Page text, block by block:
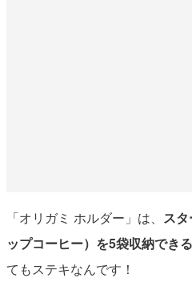
「オリガミ ホルダー」は、 ス
ップコーヒー）を5袋収納でき
てもステキなんです！